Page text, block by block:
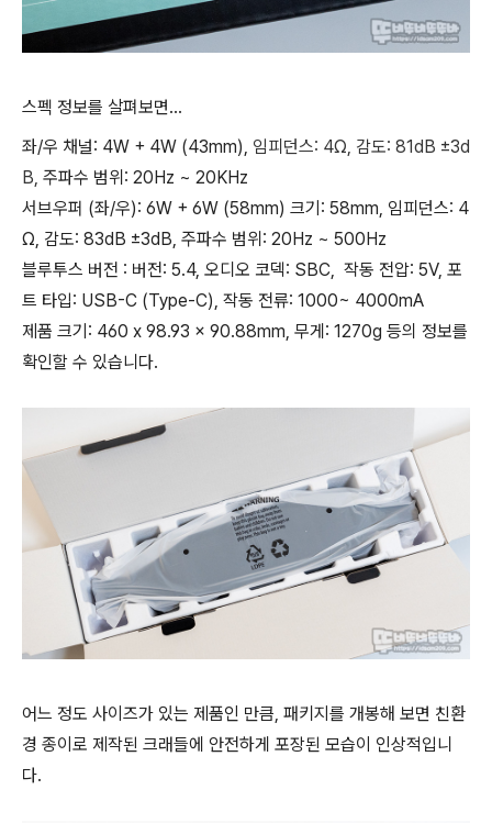
스펙 정보를 살펴보면...
좌/우 채널: 4W + 4W (43mm), 임피던스: 4Ω, 감도: 81dB ±3d
B, 주파수 범위: 20Hz ~ 20KHz
서브우퍼 (좌/우): 6W + 6W (58mm) 크기: 58mm, 임피던스: 4
Ω, 감도: 83dB ±3dB, 주파수 범위: 20Hz ~ 500Hz
블루투스 버전 : 버전: 5.4, 오디오 코덱: SBC, 작동 전압: 5V, 포
트 타입: USB-C (Type-C), 작동 전류: 1000~ 4000mA
제품 크기: 460 x 98.93 x 90.88mm, 무게: 1270g 등의 정보를
확인할 수 있습니다.
어느 정도 사이즈가 있는 제품인 만큼, 패키지를 개봉해 보면 친환
경 종이로 제작된 크래들에 안전하게 포장된 모습이 인상적입니
다.